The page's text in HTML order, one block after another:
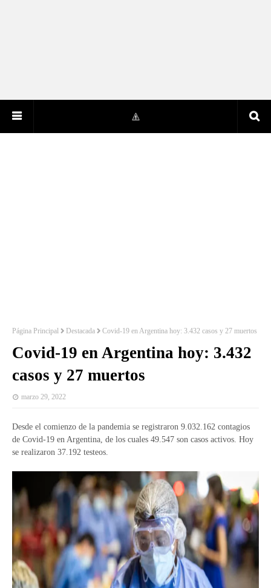
Página Principal Destacada Covid-19 en Argentina hoy: 3.432 casos y 27 muertos
Covid-19 en Argentina hoy: 3.432
casos y 27 muertos
marzo 29, 2022
Desde el comienzo de la pandemia se registraron 9.032.162 contagios
de Covid-19 en Argentina, de los cuales 49.547 son casos activos. Hoy
se realizaron 37.192 testeos.